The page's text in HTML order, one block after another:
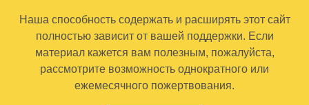
Наша способность содержать и расширять этот сайт
полностью зависит от вашей поддержки. Если
материал кажется вам полезным, пожалуйста,
рассмотрите возможность однократного или
ежемесячного пожертвования.